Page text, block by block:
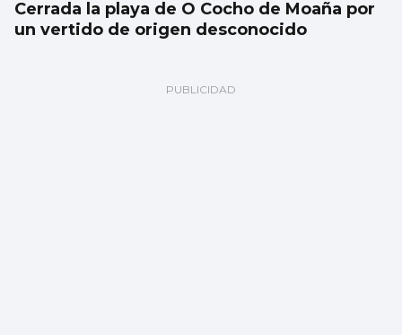
Cerrada la playa de O Cocho de Moaña por
un vertido de origen desconocido